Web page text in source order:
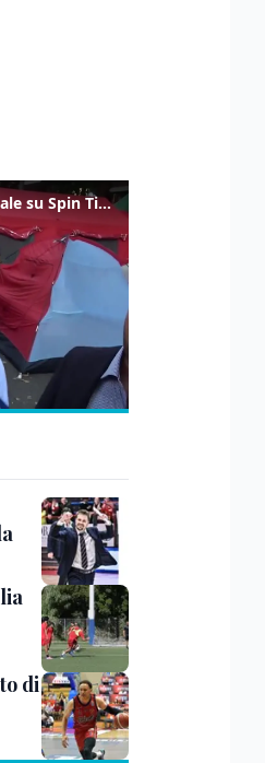
Gualtieri: "Responsabilità del Viminale su Spin Time? La posizione dei partiti è nota"
di